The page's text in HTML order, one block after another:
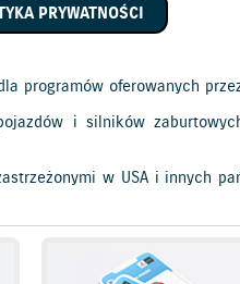
PRYWATNOŚCI
programów oferowanych
i silników
w USA i innych